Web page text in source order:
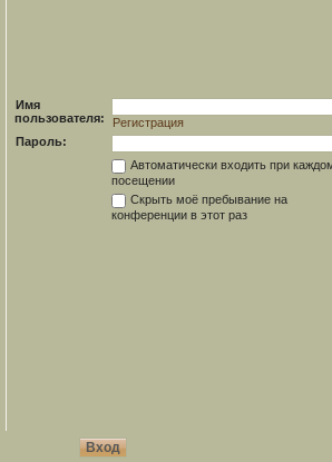
Имя
пользователя:
Регистрация
Пароль:
Автоматически входить при
посещении
Скрыть моё пребывание на
конференции в этот раз